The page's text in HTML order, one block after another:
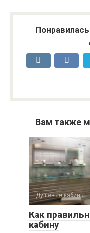
Вам также
Душевые кабины
Как
кабину